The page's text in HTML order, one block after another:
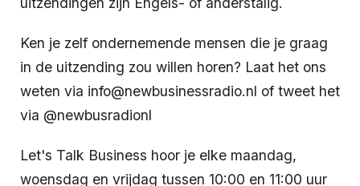
Ken je zelf ondernemende mensen die je graag
in de uitzending zou willen horen? Laat het ons
weten via info@newbusinessradio.nl of tweet het
via @newbusradionl
Let's Talk Business hoor je elke maandag,
woensdag en vrijdag tussen 10:00 en 11:00 uur